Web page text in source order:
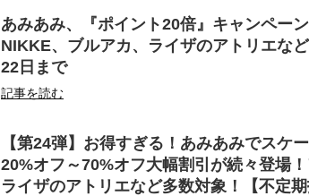
あみあみ、『ポイント20倍』キャンペー
NIKKE、ブルアカ、ライザのアトリエな
22日まで
記事を読む
【第24弾】お得すぎる！あみあみでスケ
20%オフ～70%オフ大幅割引が続々登場
ライザのアトリエなど多数対象！【不定期